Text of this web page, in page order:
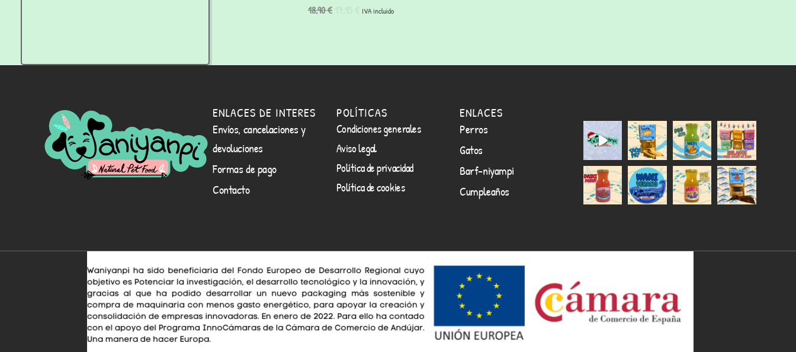
18,90€ IVA incluido
ENLACES DE INTERES
Envíos, cancelaciones y
devoluciones
Formas de pago
Contacto
POLÍTICAS
Condiciones generales
Aviso legal
Política de privacidad
Política de cookies
ENLACES
Perros
Gatos
Barf-niyampi
Cumpleaños